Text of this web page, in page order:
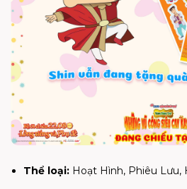
Thể loại: Hoạt Hình, Phiêu Lưu,